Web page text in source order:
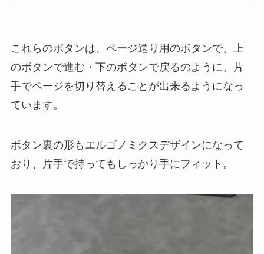
これらのボタンは、ページ送り用のボタンで、上
のボタンで進む・下のボタンで戻るのように、片
手でページを切り替えることが出来るようになっ
ています。
ボタン裏の形もエルゴノミクスデザインになって
おり、片手で持ってもしっかり手にフィット。